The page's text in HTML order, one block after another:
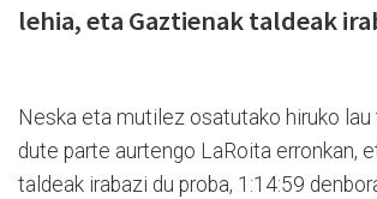
lehia, eta Gaztienak taldeak
Neska eta mutilez osatutako hiruko lau
dute parte aurtengo LaRoita erronkan,
taldeak irabazi du proba, 1:14:59